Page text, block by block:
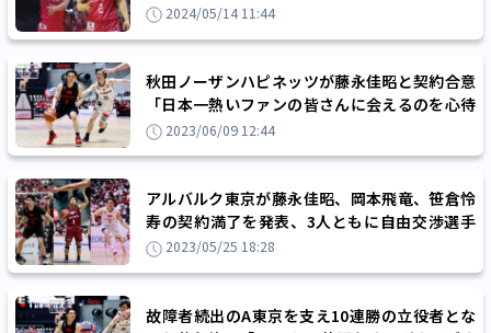
2024/05/14 11:44
秋田ノーザンハピネッツが藤永佳昭と契約合意
「日本一熱いファンの皆さんに会えるのを心待
ちにしております」
2023/06/09 12:44
アルバルク東京が藤永佳昭、岡本飛竜、笹倉怜
寿の契約満了を発表、3人ともに自由交渉選手
リスト入りへ
2023/05/25 18:28
故障者続出のA東京を支え10連勝の立役者とな